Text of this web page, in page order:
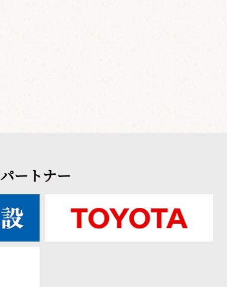
ートナー